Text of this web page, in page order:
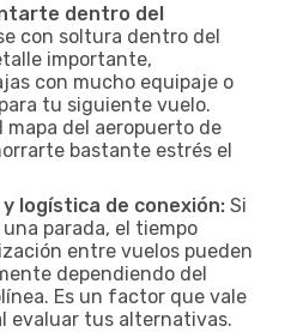
dentro del
con soltura dentro del
importante,
con mucho equipaje o
tu siguiente vuelo.
mapa del aeropuerto de
bastante estrés el
logística de conexión: Si
parada, el tiempo
entre vuelos pueden
dependiendo del
Es un factor que vale
evaluar tus alternativas.